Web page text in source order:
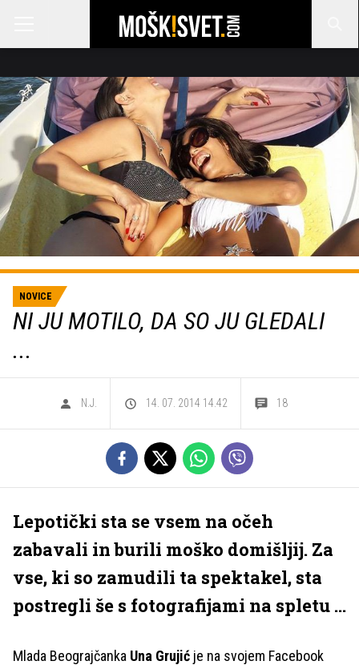
NOVICE
NI JU MOTILO, DA SO JU GLEDALI
...
N.J. 14. 07. 2014 14.42 18
Lepotički sta se vsem na očeh
zabavali in burili moško domišljij. Za
vse, ki so zamudili ta spektakel, sta
postregli še s fotografijami na spletu ...
Mlada Beograjčanka Una Grujić je na svojem Facebook